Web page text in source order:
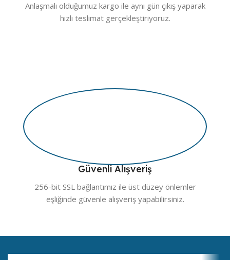
Anlaşmalı olduğumuz kargo ile aynı gün çıkış yaparak
hızlı teslimat gerçekleştiriyoruz.
Güvenli Alışveriş
256-bit SSL bağlantımız ile üst düzey önlemler
eşliğinde güvenle alışveriş yapabilirsiniz.